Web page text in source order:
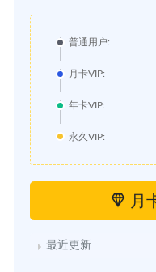
普通用户:
月卡VIP:
年卡VIP:
永久VIP:
月
最近更新